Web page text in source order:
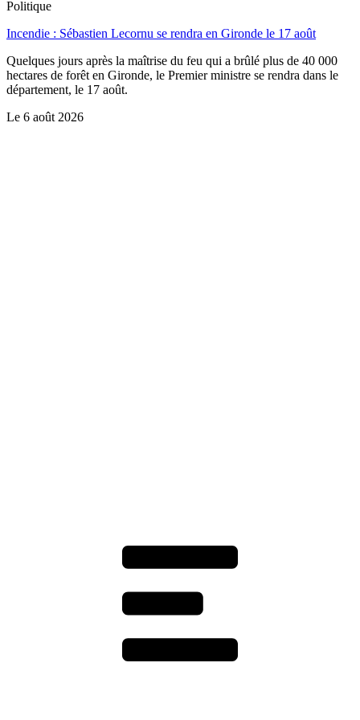
Politique
Incendie : Sébastien Lecornu se rendra en Gironde le 17 août
Quelques jours après la maîtrise du feu qui a brûlé plus de 40 000
hectares de forêt en Gironde, le Premier ministre se rendra dans le
département, le 17 août.
Le 6 août 2026